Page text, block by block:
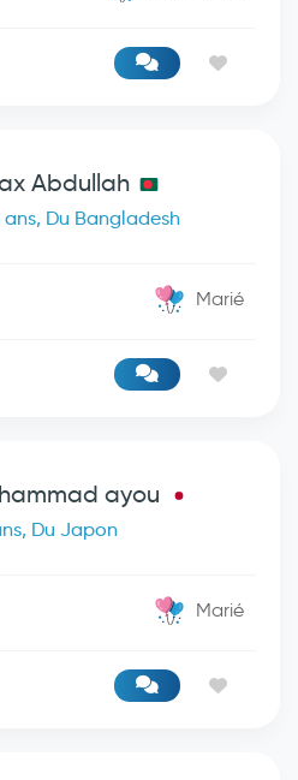
Abdullah
ans, Du Bangladesh
Marié
ayou
Du Japon
Marié